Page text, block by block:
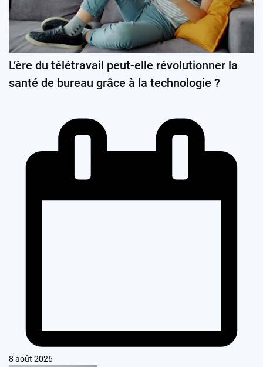
L’ère du télétravail peut-elle révolutionner la
santé de bureau grâce à la technologie ?
8 août 2026